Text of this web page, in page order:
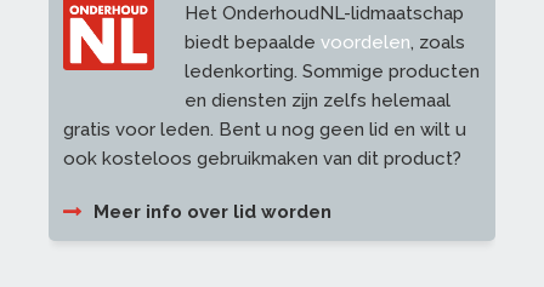
Het OnderhoudNL-lidmaatschap
biedt bepaalde voordelen, zoals
ledenkorting. Sommige producten
en diensten zijn zelfs helemaal
gratis voor leden. Bent u nog geen lid en wilt u
ook kosteloos gebruikmaken van dit product?
Meer info over lid worden